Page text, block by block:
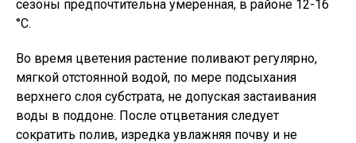
сезоны предпочтительна умеренная, в районе 12-16
°C.
Во время цветения растение поливают регулярно,
мягкой отстоянной водой, по мере подсыхания
верхнего слоя субстрата, не допуская застаивания
воды в поддоне. После отцветания следует
сократить полив, изредка увлажняя почву и не